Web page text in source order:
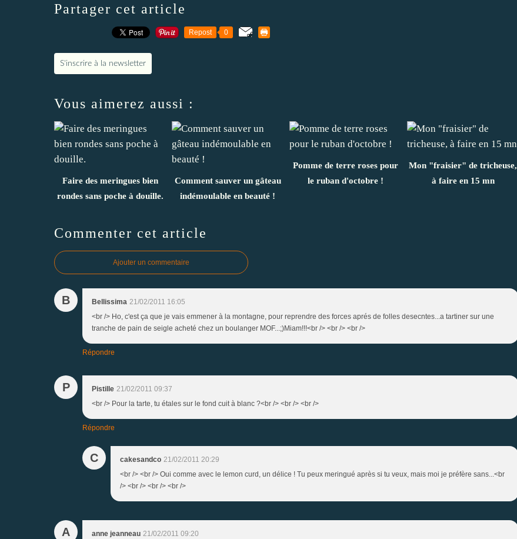
Partager cet article
Repost 0
S'inscrire à la newsletter
Vous aimerez aussi :
Faire des meringues bien
rondes sans poche à douille.
Comment sauver un gâteau
indémoulable en beauté !
Pomme de terre roses pour
le ruban d'octobre !
Mon "fraisier" de tricheuse,
à faire en 15 mn
Commenter cet article
Ajouter un commentaire
B Bellissima 21/02/2011 16:05
<br /> Ho, c'est ça que je vais emmener à la montagne, pour reprendre des forces aprés de folles desecntes...a tartiner sur une
tranche de pain de seigle acheté chez un boulanger MOF...;)Miam!!!<br /> <br /> <br />
Répondre
P Pistille 21/02/2011 09:37
<br /> Pour la tarte, tu étales sur le fond cuit à blanc ?<br /> <br /> <br />
Répondre
C cakesandco 21/02/2011 20:29
<br /> <br /> Oui comme avec le lemon curd, un délice ! Tu peux meringué après si tu veux, mais moi je préfère sans...<br
/> <br /> <br /> <br />
A anne jeanneau 21/02/2011 09:20